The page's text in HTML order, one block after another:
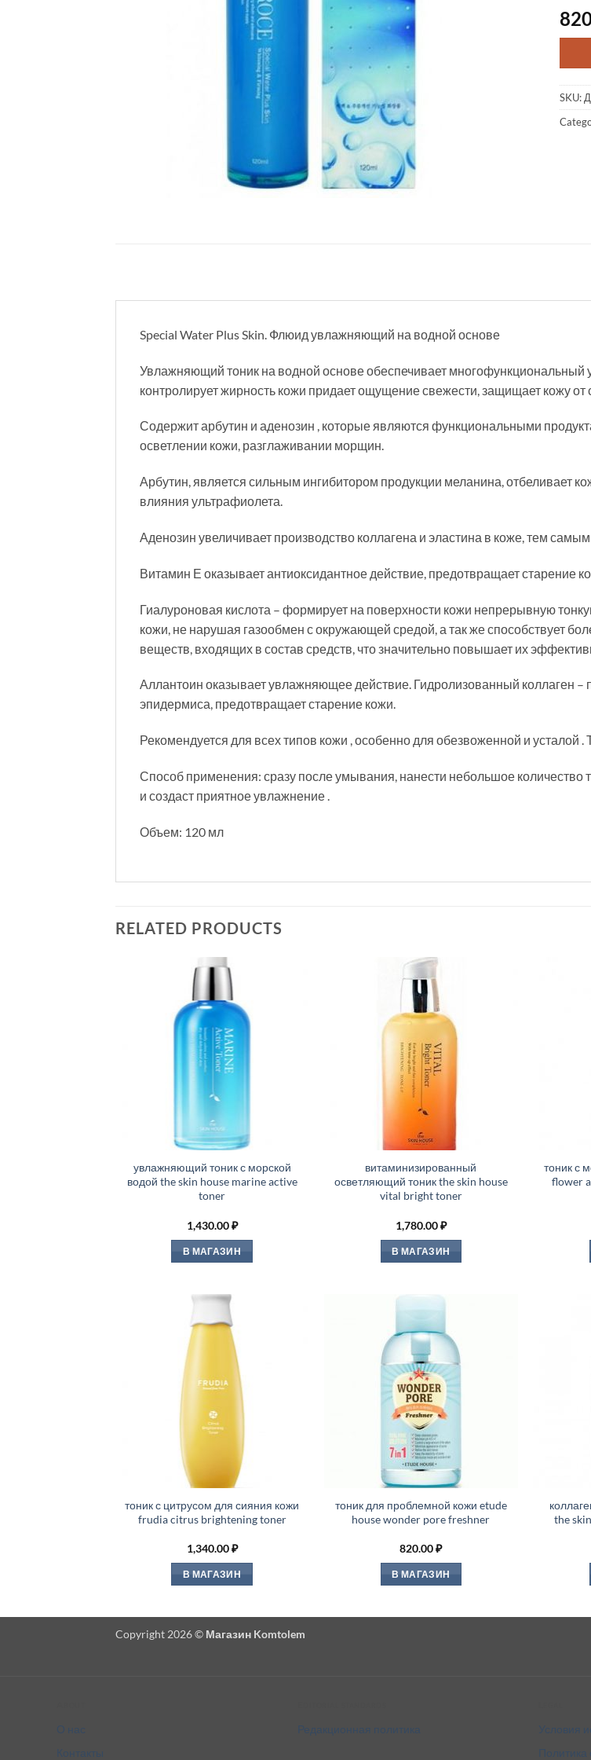
SKU:
Special Water Plus Skin. Флюид увлажняющий на водной основе
Увлажняющий тоник на водной основе обеспечивает многофункциональный
контролирует жирность кожи придает ощущение свежести, защищает кожу от
Содержит арбутин и аденозин , которые являются функциональными
осветлении кожи, разглаживании морщин.
Арбутин, является сильным ингибитором продукции меланина, отбеливает
влияния ультрафиолета.
Аденозин увеличивает производство коллагена и эластина в коже, тем
Витамин Е оказывает антиоксидантное действие, предотвращает старение
Гиалуроновая кислота – формирует на поверхности кожи непрерывную
кожи, не нарушая газообмен с окружающей средой, а так же способствует
веществ, входящих в состав средств, что значительно повышает их
Аллантоин оказывает увлажняющее действие. Гидролизованный коллаген –
эпидермиса, предотвращает старение кожи.
Рекомендуется для всех типов кожи , особенно для обезвоженной и усталой
Способ применения: сразу после умывания, нанести небольшое количество
и создаст приятное увлажнение .
Объем: 120 мл
RELATED PRODUCTS
увлажняющий тоник с морской
водой the skin house marine active
toner
1,430.00₽
В МАГАЗИН
витаминизированный
осветляющий тоник the skin house
vital bright toner
1,780.00₽
В МАГАЗИН
тоник с
flower
тоник с цитрусом для сияния кожи
frudia citrus brightening toner
1,340.00₽
В МАГАЗИН
тоник для проблемной кожи etude
house wonder pore freshner
820.00₽
В МАГАЗИН
the
Copyright 2026 © Магазин Komtolem
О нас
Контакты
Редакционная политика
Условия
Политика